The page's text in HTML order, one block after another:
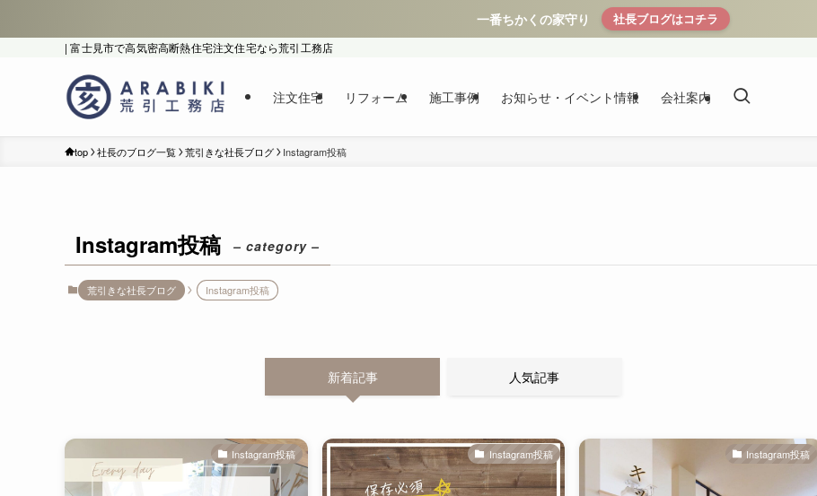
一番ちかくの家守り 社長ブログはコチラ
| 富士見市で高気密高断熱住宅注文住宅なら荒引工務店
注文住宅 リフォーム 施工事例 お知らせ・イベント情報 会社案内
top 社長のブログ一覧 荒引きな社長ブログ Instagram投稿
Instagram投稿 – category –
荒引きな社長ブログ Instagram投稿
新着記事 人気記事
Instagram投稿 Instagram投稿 Instagram投稿